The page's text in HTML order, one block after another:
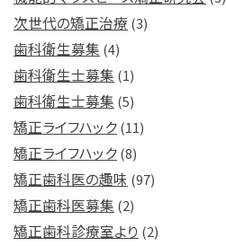
次世代の矯正治療 (3)
歯科衛生募集 (4)
歯科衛生士募集 (1)
歯科衛生士募集 (5)
矯正ライフハック(11)
矯正ライフハック(8)
矯正歯科医の趣味 (97)
矯正歯科医募集 (2)
矯正歯科診療室より (2)